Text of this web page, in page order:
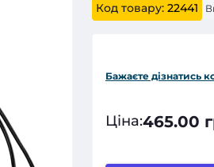
Код товару: 22441
Бажаєте дізнатись
Ціна:465.00